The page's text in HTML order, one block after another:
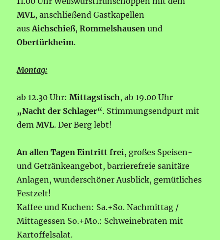
MVL, anschließend Gastkapellen
ausAichschieß,Rommelshausen und
Obertürkheim.
Montag:
ab 12.30 Uhr:Mittagstisch, ab 19.00 Uhr
„Nacht der Schlager“. Stimmungsendpurt mit
demMVL. Der Berg lebt!
An allen Tagen Eintritt frei, großes Speisen-
und Getränkeangebot, barrierefreie sanitäre
Anlagen, wunderschöner Ausblick, gemütliches
Festzelt!
Kaffee und Kuchen: Sa.+So. Nachmittag /
Mittagessen So.+Mo.: Schweinebraten mit
Kartoffelsalat.